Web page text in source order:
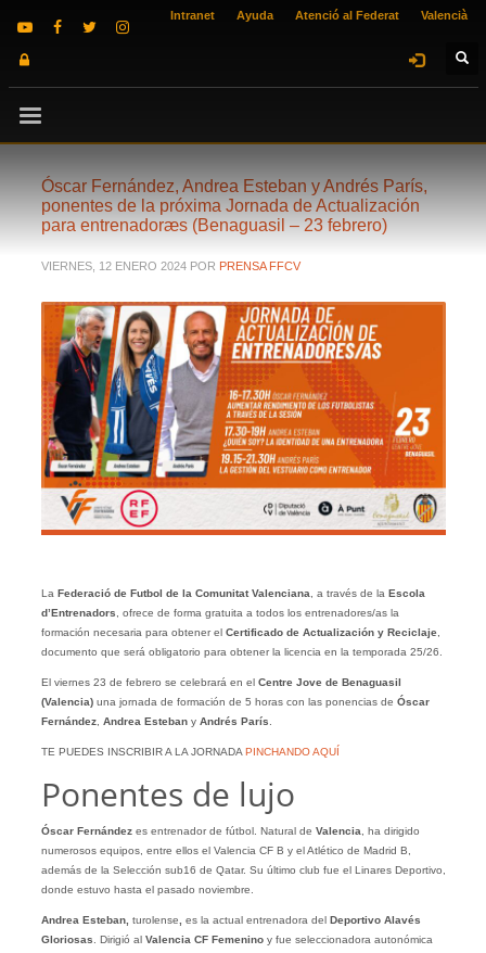
Intranet Ayuda Atenció al Federat Valencià
Óscar Fernández, Andrea Esteban y Andrés París,
ponentes de la próxima Jornada de Actualización
para entrenadoræs (Benaguasil – 23 febrero)
VIERNES, 12 ENERO 2024 POR PRENSA FFCV
La Federació de Futbol de la Comunitat Valenciana , a través de la Escola
d’Entrenadors , ofrece de forma gratuita a todos los entrenadores/as la
formación necesaria para obtener el Certificado de Actualización y Reciclaje,
documento que será obligatorio para obtener la licencia en la temporada 25/26.
El viernes 23 de febrero se celebrará en el Centre Jove de Benaguasil
(Valencia)una jornada de formación de 5 horas con las ponencias de Óscar
Fernández, Andrea Estebany Andrés París
TE PUEDES INSCRIBIR A LA JORNADAPINCHANDO AQUÍ
Ponentes de lujo
Óscar Fernándezes entrenador de fútbol. Natural de Valencia , ha dirigido
numerosos equipos, entre ellos el Valencia CF B y el Atlético de Madrid B,
además de la Selección sub16 de Qatar. Su último club fue el Linares Deportivo,
donde estuvo hasta el pasado noviembre.
Andrea Esteban, turolense es la actual entrenadora del Deportivo Alavés
Gloriosas . Dirigió al Valencia CF Femeninoy fue seleccionadora autonómica